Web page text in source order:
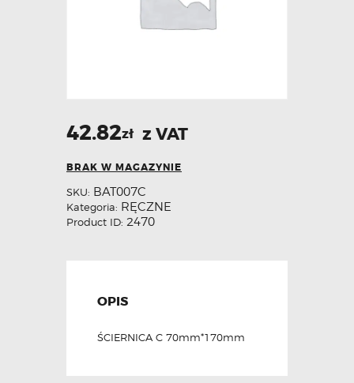
42.82zł z VAT
BRAK W MAGAZYNIE
SKU: BAT007C
Kategoria: RĘCZNE
Product ID: 2470
OPIS
ŚCIERNICA C 70mm*170mm